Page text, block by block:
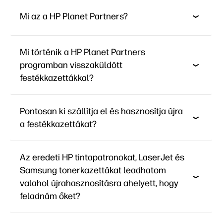
Mi az a HP Planet Partners?
Mi történik a HP Planet Partners
programban visszaküldött
festékkazettákkal?
Pontosan ki szállítja el és hasznosítja újra
a festékkazettákat?
Az eredeti HP tintapatronokat, LaserJet és
Samsung tonerkazettákat leadhatom
valahol újrahasznosításra ahelyett, hogy
feladnám őket?